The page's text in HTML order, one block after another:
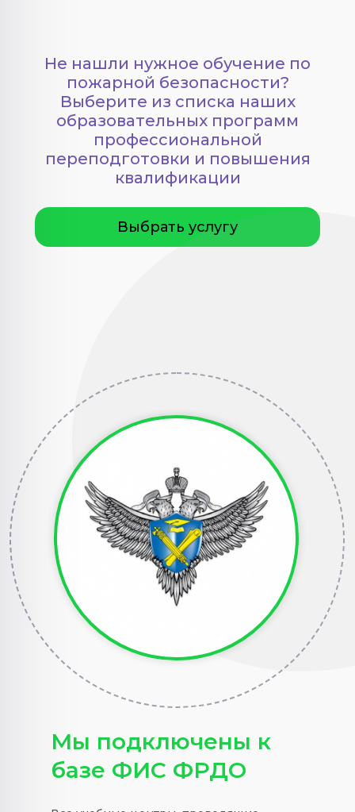
Не нашли нужное обучение по
пожарной безопасности?
Выберите из списка наших
образовательных программ
профессиональной
переподготовки и повышения
квалификации
Выбрать услугу
Мы подключены к
базе ФИС ФРДО